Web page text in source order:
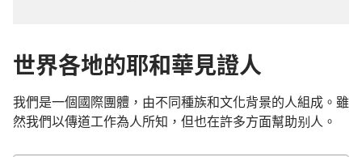
世界各地的耶和華見證人
我們是一個國際團體，由不同種族和文化背景的人組成。雖
然我們以傳道工作為人所知，但也在許多方面幫助别人。